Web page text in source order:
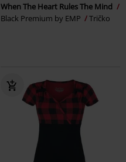
When The Heart Rules The Mind
Black Premium by EMP
Tričko